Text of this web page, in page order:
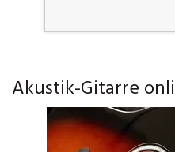
Akustik-Gitarre